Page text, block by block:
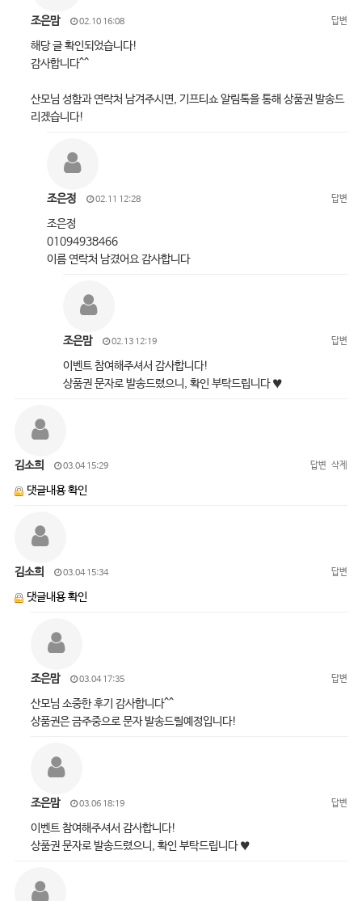
조은맘 02.10 16:08 답변
해당 글 확인되었습니다!
감사합니다^^
산모님 성함과 연락처 남겨주시면, 기프티쇼 알림톡을 통해 상품권 발송드
리겠습니다!
조은정 02.11 12:28 답변
조은정
01094938466
이름 연락처 남겼어요 감사합니다
조은맘 02.13 12:19 답변
이벤트 참여해주셔서 감사합니다!
상품권 문자로 발송드렸으니, 확인 부탁드립니다 ♥
김소희 03.04 15:29 답변 삭제
댓글내용 확인
김소희 03.04 15:34 답변
댓글내용 확인
조은맘 03.04 17:35 답변
산모님 소중한 후기 감사합니다^^
상품권은 금주중으로 문자 발송드릴예정입니다!
조은맘 03.06 18:19 답변
이벤트 참여해주셔서 감사합니다!
상품권 문자로 발송드렸으니, 확인 부탁드립니다 ♥